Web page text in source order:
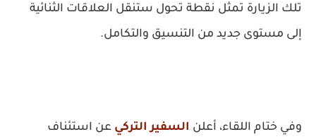
تلك الزيارة تمثل نقطة تحول ستنقل العلاقات الثنائية
إلى مستوى جديد من التنسيق والتكامل.
وفي ختام اللقاء، أعلن السفير التركي عن استئناف